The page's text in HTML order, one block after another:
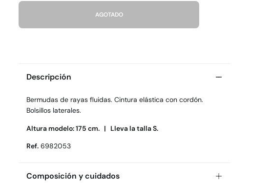
AGOTADO
Descripción
Bermudas de rayas fluidas. Cintura elástica con cordón.
Bolsillos laterales.
Altura modelo: 175 cm. | Lleva la talla S.
Ref. 6982053
Composición y cuidados